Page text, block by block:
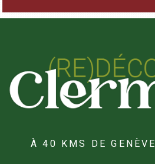
À 40 KMS DE GENÈVE